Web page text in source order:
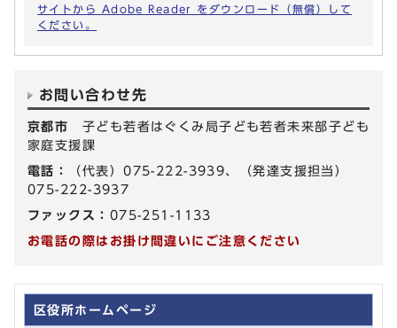
サイトから Adobe Reader をダウンロード（無償）して
ください。
お問い合わせ先
京都市 子ども若者はぐくみ局子ども若者未来部子ども
家庭支援課
電話：
（代表）075-222-3939、（発達支援担当）
075-222-3937
ファックス： 075-251-1133
お電話の際はお掛け間違いにご注意ください
区役所ホームページ